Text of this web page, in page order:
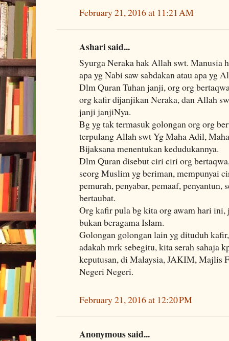
February 21, 2016 at 11:21 AM
Ashari said...
Syurga Neraka hak Allah swt. Manusia
apa yg Nabi saw sabdakan atau apa yg
Dlm Quran Tuhan janji, org org
org kafir dijanjikan Neraka, dan Allah
janji janjiNya.
Bg yg tak termasuk golongan org org
terpulang Allah swt Yg Maha Adil,
Bijaksana menentukan kedudukannya.
Dlm Quran disebut ciri ciri org
seorg Muslim yg beriman, mempunyai
pemurah, penyabar, pemaaf, penyantun,
bertaubat.
Org kafir pula bg kita org awam hari ini,
bukan beragama Islam.
Golongan golongan lain yg dituduh
adakah mrk sebegitu, kita serah sahaja
keputusan, di Malaysia, JAKIM, Majlis
Negeri Negeri.
February 21, 2016 at 12:20 PM
Anonymous said...